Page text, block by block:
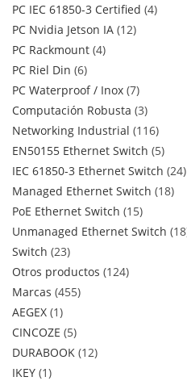
PC IEC 61850-3 Certified 4
PC Nvidia Jetson IA 12
PC Rackmount 4
PC Riel Din 6
PC Waterproof / Inox 7
Computación Robusta 3
Networking Industrial 116
EN50155 Ethernet Switch 5
IEC 61850-3 Ethernet Switch 24
Managed Ethernet Switch 18
PoE Ethernet Switch 15
Unmanaged Ethernet Switch 18
Switch 23
Otros productos 124
Marcas 455
AEGEX 1
CINCOZE 5
DURABOOK 12
IKEY 1